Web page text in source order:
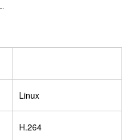
Linux
H.264